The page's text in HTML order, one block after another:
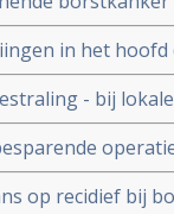
in het
en
effect zeer hoog.
- bij
II beschermt
geeft grotere
op recidief bij